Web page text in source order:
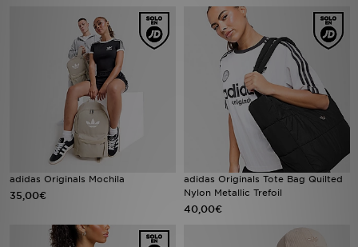
adidas Originals Mochila
35,00€
adidas Originals Tote Bag Quilted
Nylon Metallic Trefoil
40,00€